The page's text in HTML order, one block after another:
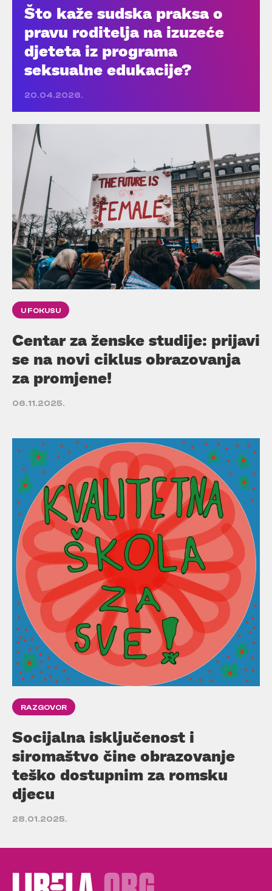
Što kaže sudska praksa o
pravu roditelja na izuzeće
djeteta iz programa
seksualne edukacije?
20.04.2026.
U FOKUSU
Centar za ženske studije: prijavi
se na novi ciklus obrazovanja
za promjene!
06.11.2025.
RAZGOVOR
Socijalna isključenost i
siromaštvo čine obrazovanje
teško dostupnim za romsku
djecu
28.01.2025.